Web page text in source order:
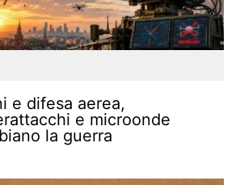
e difesa aerea,
e microonde
la guerra